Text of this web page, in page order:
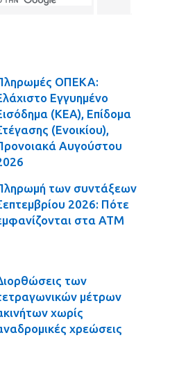
ΟΠΕΚΑ:
Εγγυημένο
(ΚΕΑ), Επίδομα
(Ενοικίου),
Αυγούστου
των συντάξεων
2026: Πότε
στα ΑΤΜ
των
μέτρων
χωρίς
χρεώσεις